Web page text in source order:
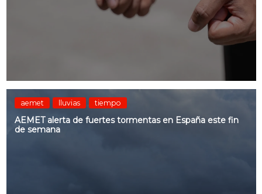
aemet lluvias tiempo
AEMET alerta de fuertes tormentas en España este fin
de semana